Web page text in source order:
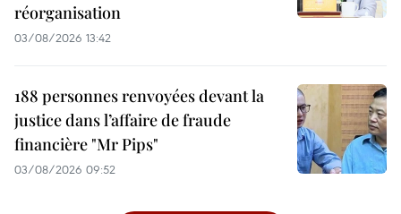
réorganisation
03/08/2026 13:42
188 personnes renvoyées devant la
justice dans l’affaire de fraude
financière "Mr Pips"
03/08/2026 09:52